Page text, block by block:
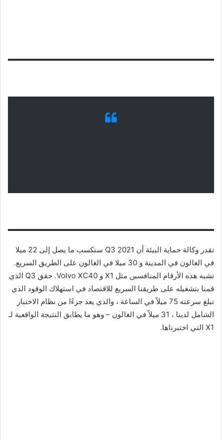
تقدر وكالة حماية البيئة أن 2021 Q3 ستكسب ما يصل إلى 22 ميلا
في الغالون في المدينة و 30 ميلا في الغالون على الطريق السريع.
تشبه هذه الأرقام المنافسين مثل X1 و Volvo XC40. حقق Q3 الذي
قمنا بتشغيله على طريقنا السريع للاقتصاد في استهلاك الوقود الذي
تبلغ سرعته 75 ميلاً في الساعة ، والذي يعد جزءًا من نظام الاختبار
الشامل لدينا ، 31 ميلاً في الغالون – وهو ما يطابق النتيجة الواقعية لـ
X1 التي اختبرناها.